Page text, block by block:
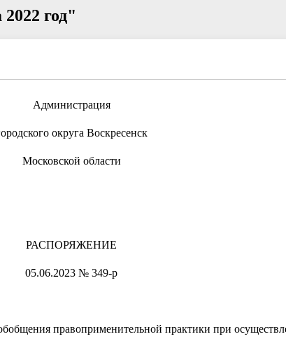
год"
Администрация
округа Воскресенск
Московской области
РАСПОРЯЖЕНИЕ
05.06.2023 № 349-р
правоприменительной практики при